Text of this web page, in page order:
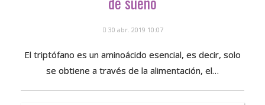
30 abr. 2019 10:07
El triptófano es un aminoácido esencial, es decir, solo
se obtiene a través de la alimentación, el…